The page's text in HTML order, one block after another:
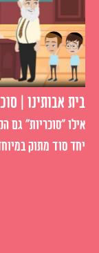
בית אבותינו |
אילו "סוכריות" גם
יחד סוד מתוק